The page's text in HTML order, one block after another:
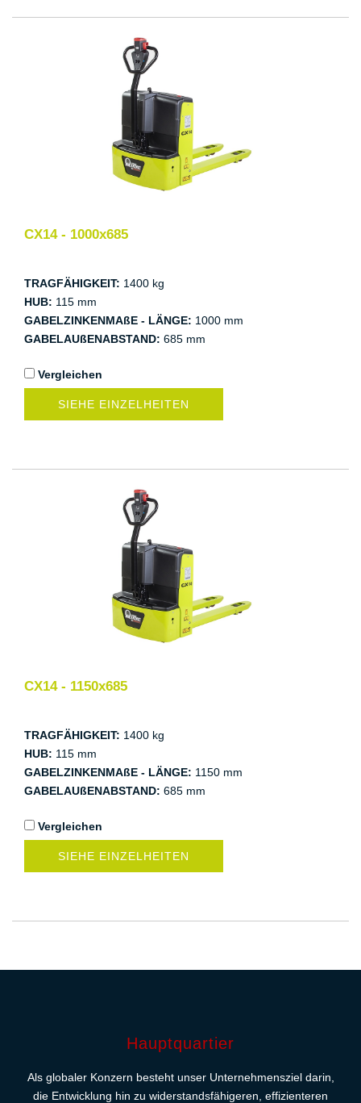
CX14 - 1000x685
TRAGFÄHIGKEIT: 1400 kg
HUB: 115 mm
GABELZINKENMAßE - LÄNGE: 1000 mm
GABELAUßENABSTAND: 685 mm
Vergleichen
SIEHE EINZELHEITEN
CX14 - 1150x685
TRAGFÄHIGKEIT: 1400 kg
HUB: 115 mm
GABELZINKENMAßE - LÄNGE: 1150 mm
GABELAUßENABSTAND: 685 mm
Vergleichen
SIEHE EINZELHEITEN
Hauptquartier
Als globaler Konzern besteht unser Unternehmensziel darin,
die Entwicklung hin zu widerstandsfähigeren, effizienteren